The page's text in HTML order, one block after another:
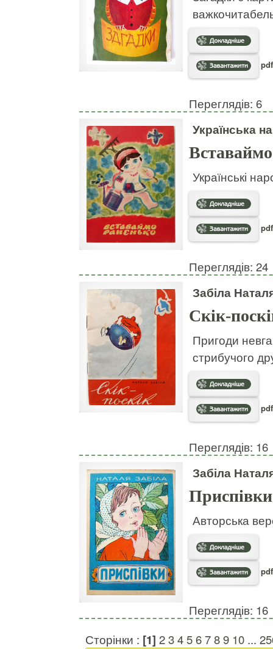
Переглядів: 6
Українська
Українські
Переглядів: 24
Забіла
Скік-
Пригоди
стрибучого
Переглядів: 16
Забіла
Приспівки
Авторська
Переглядів: 16
Сторінки : [1] 23456789 10 ...